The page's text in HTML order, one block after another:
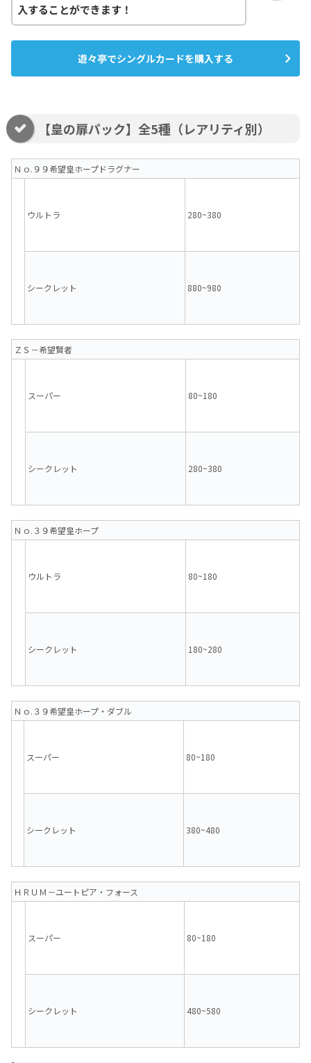
入することができます！
遊々亭でシングルカードを購入する
【皇の扉パック】全5種（レアリティ別）
Ｎｏ.９９希望皇ホープドラグナー
ウルトラ 280~380
シークレット 880~980
ＺＳ－希望賢者
スーパー 80~180
シークレット 280~380
Ｎｏ.３９希望皇ホープ
ウルトラ 80~180
シークレット 180~280
Ｎｏ.３９希望皇ホープ・ダブル
スーパー 80~180
シークレット 380~480
ＨＲＵＭ－ユートピア・フォース
スーパー 80~180
シークレット 480~580